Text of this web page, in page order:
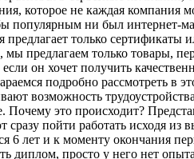
которое не каждая компания
популярным ни был интернет-
только
мы предлагаем только
он хочет получить
подробно рассмотреть в
возможность
это происходит?
пойти работать исходя
6 лет и к моменту окончания
диплом, просто у него нет